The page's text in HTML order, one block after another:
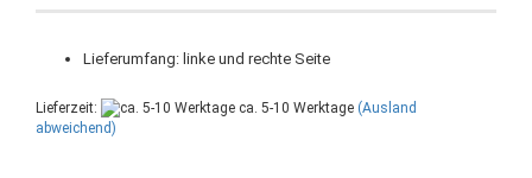
Lieferumfang: linke und rechte Seite
Lieferzeit: ca. 5-10 Werktage (Ausland
abweichend)